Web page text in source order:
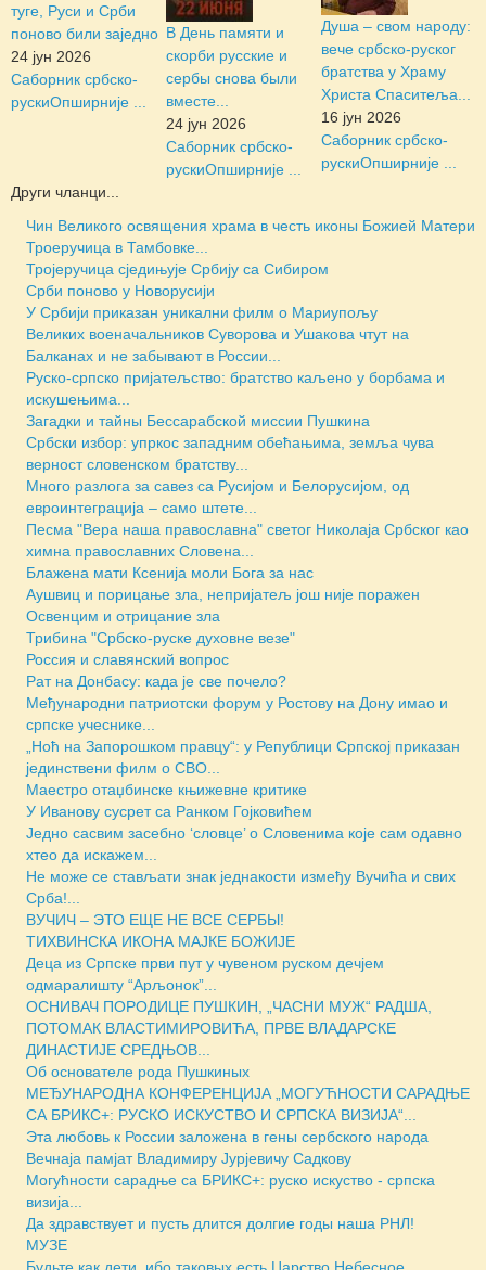
туге, Руси и Срби
поново били заједно
24 јун 2026
Саборник србско-
рускиОпширније ...
В День памяти и
скорби русские и
сербы снова были
вместе...
24 јун 2026
Саборник србско-
рускиОпширније ...
Душа – свом народу:
вече србско-руског
братства у Храму
Христа Спаситеља...
16 јун 2026
Саборник србско-
рускиОпширније ...
Други чланци...
Чин Великого освящения храма в честь иконы Божией Матери
Троеручица в Тамбовке...
Тројеручица сједињује Србију са Сибиром
Срби поново у Новорусији
У Србији приказан уникални филм о Мариупољу
Великих военачальников Суворова и Ушакова чтут на
Балканах и не забывают в России...
Руско-српско пријатељство: братство каљено у борбама и
искушењима...
Загадки и тайны Бессарабской миссии Пушкина
Србски избор: упркос западним обећањима, земља чува
верност словенском братству...
Много разлога за савез са Русијом и Белорусијом, од
евроинтеграција – само штете...
Песма "Вера наша православна" светог Николаја Србског као
химна православних Словена...
Блажена мати Ксенија моли Бога за нас
Аушвиц и порицање зла, непријатељ још није поражен
Освенцим и отрицание зла
Трибина "Србско-руске духовне везе"
Россия и славянский вопрос
Рат на Донбасу: када је све почело?
Међународни патриотски форум у Ростову на Дону имао и
српске учеснике...
„Ноћ на Запорошком правцу“: у Републици Српској приказан
јединствени филм о СВО...
Маестро отаџбинске књижевне критике
У Иванову сусрет са Ранком Гојковићем
Једно сасвим засебно ‘словце’ о Словенима које сам одавно
хтео да искажем...
Не може се стављати знак једнакости између Вучића и свих
Срба!...
ВУЧИЧ – ЭТО ЕЩЕ НЕ ВСЕ СЕРБЫ!
ТИХВИНСКА ИКОНА МАЈКЕ БОЖИЈЕ
Деца из Српске први пут у чувеном руском дечјем
одмаралишту “Арљонок”...
ОСНИВАЧ ПОРОДИЦЕ ПУШКИН, „ЧАСНИ МУЖ“ РАДША,
ПОТОМАК ВЛАСТИМИРОВИЋА, ПРВЕ ВЛАДАРСКЕ
ДИНАСТИЈЕ СРЕДЊОВ...
Об основателе рода Пушкиных
МЕЂУНАРОДНА КОНФЕРЕНЦИЈА „МОГУЋНОСТИ САРАДЊЕ
СА БРИКС+: РУСКО ИСКУСТВО И СРПСКА ВИЗИЈА“...
Эта любовь к России заложена в гены сербского народа
Вечнаја памјат Владимиру Јурјевичу Садкову
Могућности сарадње са БРИКС+: руско искуство - српска
визија...
Да здравствует и пусть длится долгие годы наша РНЛ!
МУЗЕ